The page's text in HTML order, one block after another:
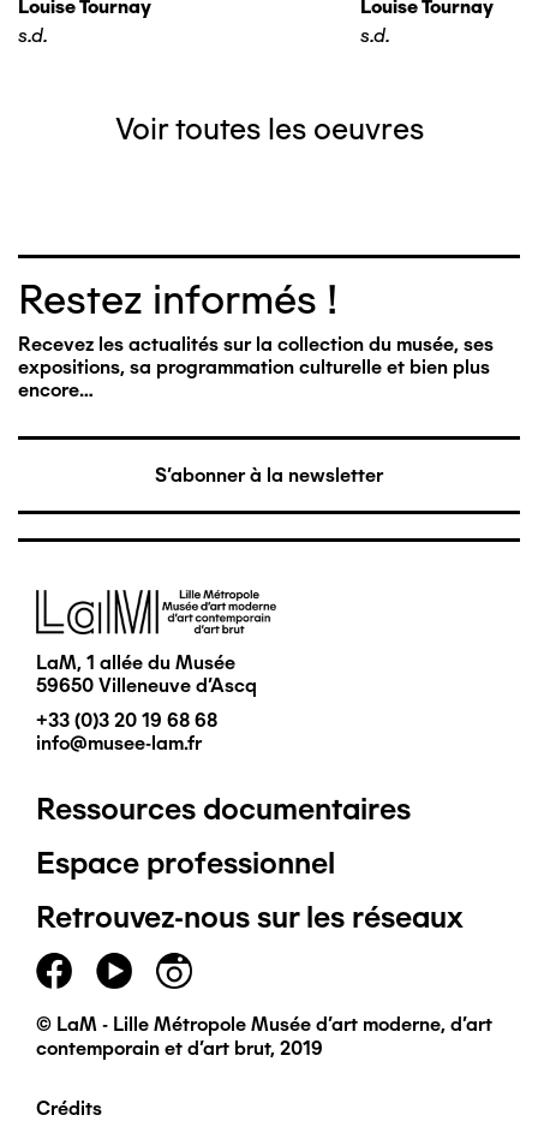
Louise Tournay
s.d.
Louise Tournay
s.d.
Voir toutes les oeuvres
Restez informés !
Recevez les actualités sur la collection du musée, ses
expositions, sa programmation culturelle et bien plus
encore…
S'abonner à la newsletter
Image
LaM, 1 allée du Musée
59650 Villeneuve d'Ascq
+33 (0)3 20 19 68 68
info@musee-lam.fr
Pied
de
page
principal
Ressources documentaires
Espace professionnel
Retrouvez-nous sur les réseaux
© LaM - Lille Métropole Musée d'art moderne, d'art
contemporain et d'art brut, 2019
Crédits